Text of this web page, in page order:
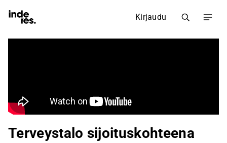
Kirjaudu
Terveystalo sijoituskohteena